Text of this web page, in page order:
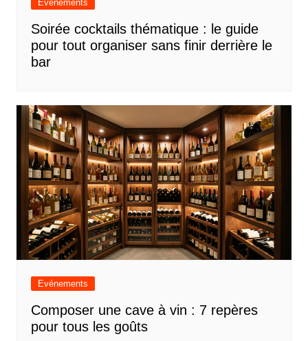
Evénements
Soirée cocktails thématique : le guide
pour tout organiser sans finir derrière le
bar
Evénements
Composer une cave à vin : 7 repères
pour tous les goûts